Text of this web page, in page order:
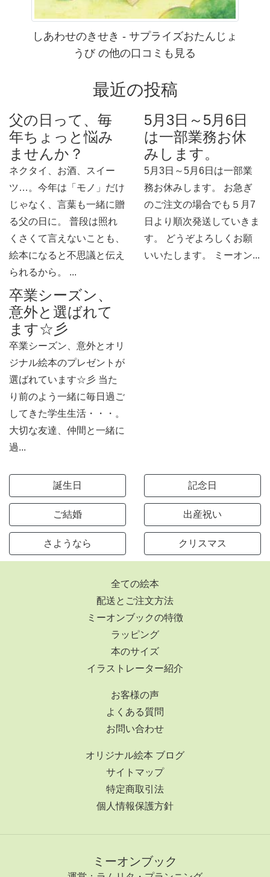
しあわせのきせき - サプライズおたんじょ
うび の他の口コミも見る
最近の投稿
父の日って、毎
年ちょっと悩み
ませんか？
ネクタイ、お酒、スイー
ツ…。今年は「モノ」だけ
じゃなく、言葉も一緒に贈
る父の日に。 普段は照れ
くさくて言えないことも、
絵本になると不思議と伝え
られるから。 ...
5月3日～5月6日
は一部業務お休
みします。
5月3日～5月6日は一部業
務お休みします。 お急ぎ
のご注文の場合でも５月7
日より順次発送していきま
す。 どうぞよろしくお願
いいたします。 ミーオン...
卒業シーズン、
意外と選ばれて
ます☆彡
卒業シーズン、意外とオリ
ジナル絵本のプレゼントが
選ばれています☆彡 当た
り前のよう一緒に毎日過ご
してきた学生生活・・・。
大切な友達、仲間と一緒に
過...
誕生日 記念日
ご結婚 出産祝い
さようなら クリスマス
全ての絵本
配送とご注文方法
ミーオンブックの特徴
ラッピング
本のサイズ
イラストレーター紹介
お客様の声
よくある質問
お問い合わせ
オリジナル絵本 ブログ
サイトマップ
特定商取引法
個人情報保護方針
ミーオンブック